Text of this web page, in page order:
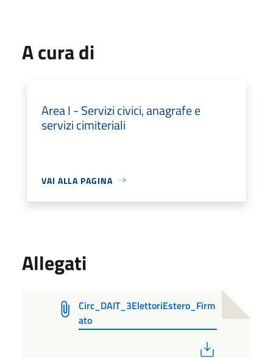
A cura di
Area I - Servizi civici, anagrafe e
servizi cimiteriali
VAI ALLA PAGINA
Allegati
Circ_DAIT_3ElettoriEstero_Firm
ato